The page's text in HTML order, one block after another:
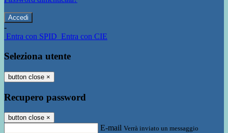
-
Entra con SPID Entra con CIE
Seleziona utente
button close ×
Recupero password
button close ×
E-mail Verrà inviato un messaggio